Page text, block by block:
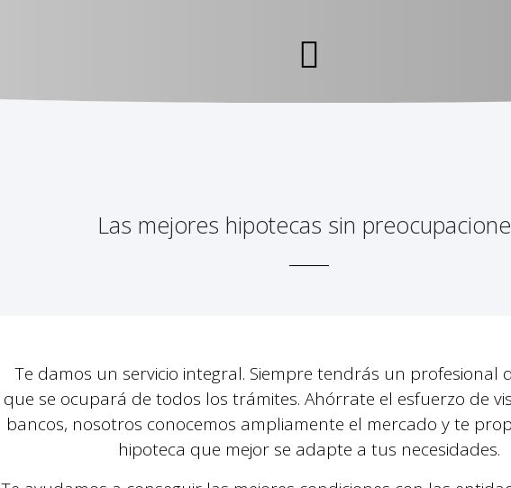
Las mejores hipotecas sin
Te damos un servicio integral. Siempre tendrás un profesional
que se ocupará de todos los trámites. Ahórrate el esfuerzo de
bancos, nosotros conocemos ampliamente el mercado y te
hipoteca que mejor se adapte a tus necesidades.